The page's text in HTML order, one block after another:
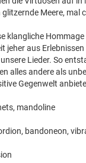
Meere, mal
klangliche
jeher aus
Lieder. So
alles andere als
Gegenwelt
mandoline
bandoneon,